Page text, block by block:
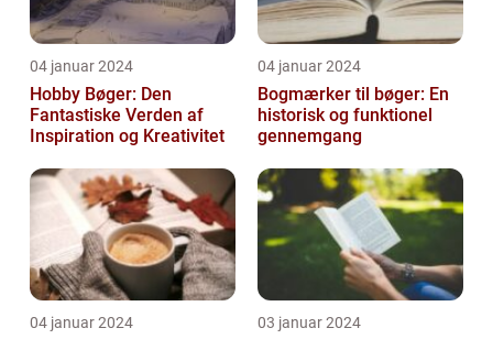
04 januar 2024
Hobby Bøger: Den
Fantastiske Verden af
Inspiration og Kreativitet
04 januar 2024
Bogmærker til bøger: En
historisk og funktionel
gennemgang
04 januar 2024 03 januar 2024